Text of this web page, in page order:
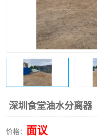
深圳食堂油水分离器
价格： 面议
一体化污水处理设备
医院辐射污水衰变池